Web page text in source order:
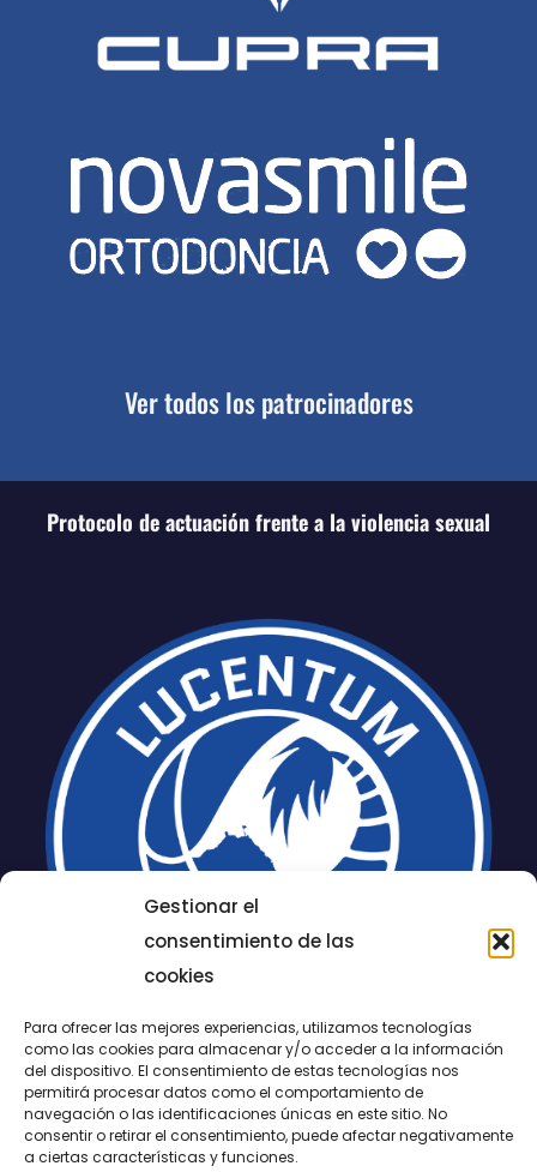
Gestionar el
consentimiento de las
cookies
Para ofrecer las mejores experiencias, utilizamos tecnologías
como las cookies para almacenar y/o acceder a la información
del dispositivo. El consentimiento de estas tecnologías nos
permitirá procesar datos como el comportamiento de
navegación o las identificaciones únicas en este sitio. No
consentir o retirar el consentimiento, puede afectar negativamente
a ciertas características y funciones.
Ver todos los patrocinadores
Protocolo de actuación frente a la violencia sexual
LUCENTUM